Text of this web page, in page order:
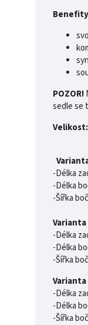
POZOR!
sedle se
Velikost:
-Délka
-Délka
-Šířka
-Délka
-Délka
-Šířka
-Délka
-Délka
-Šířka